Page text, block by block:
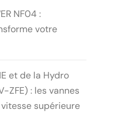
NF04 :
votre
et de la Hydro
ZFE) : les vannes
supérieure